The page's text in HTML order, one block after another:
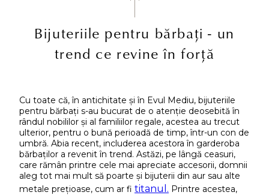
Bijuteriile pentru bărbați - un
trend ce revine în forță
Cu toate că, în antichitate și în Evul Mediu, bijuteriile
pentru bărbați s-au bucurat de o atenție deosebită în
rândul nobililor și al familiilor regale, acestea au trecut
ulterior, pentru o bună perioadă de timp, într-un con de
umbră. Abia recent, includerea acestora în garderoba
bărbaților a revenit în trend. Astăzi, pe lângă ceasuri,
care rămân printre cele mai apreciate accesorii, domnii
aleg tot mai mult să poarte și bijuterii din aur sau alte
metale prețioase, cum ar fi titanul. Printre acestea,